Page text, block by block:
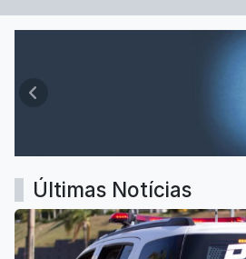
Rádio conexão 067
Anterior
Últimas Notícias